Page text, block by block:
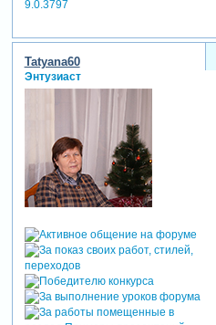
9.0.3797
Tatyana60
Энтузиаст